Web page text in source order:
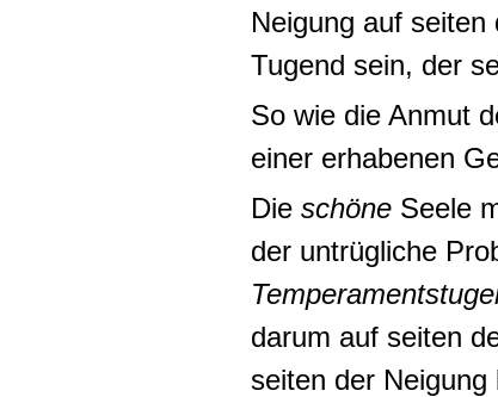
Neigung auf
Tugend sein, der
So wie die Anmut
einer erhabenen
Die schöne Seele
der untrügliche
darum auf seiten
seiten der